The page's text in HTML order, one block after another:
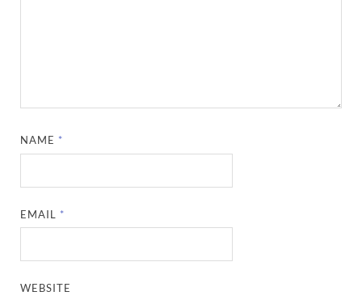
NAME *
EMAIL *
WEBSITE